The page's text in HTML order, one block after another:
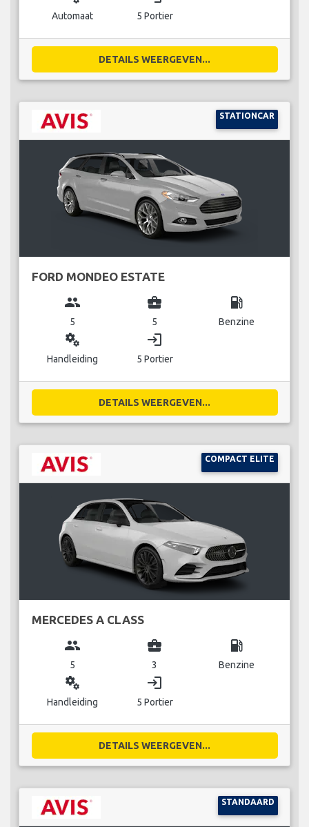
Automaat 5 Portier
DETAILS WEERGEVEN...
STATIONCAR
FORD MONDEO ESTATE
group
5
business_center
5
local_gas_station
Benzine
miscellaneous_services
Handleiding
login
5 Portier
DETAILS WEERGEVEN...
COMPACT ELITE
MERCEDES A CLASS
group
5
business_center
3
local_gas_station
Benzine
miscellaneous_services
Handleiding
login
5 Portier
DETAILS WEERGEVEN...
STANDAARD